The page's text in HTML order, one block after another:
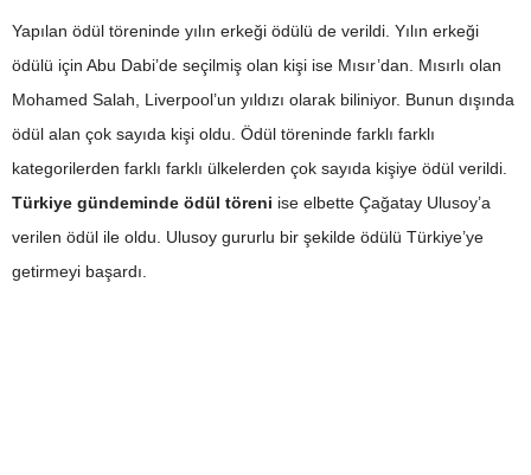
Yapılan ödül töreninde yılın erkeği ödülü de verildi. Yılın erkeği
ödülü için Abu Dabi’de seçilmiş olan kişi ise Mısır’dan. Mısırlı olan
Mohamed Salah, Liverpool’un yıldızı olarak biliniyor. Bunun dışında
ödül alan çok sayıda kişi oldu. Ödül töreninde farklı farklı
kategorilerden farklı farklı ülkelerden çok sayıda kişiye ödül verildi.
Türkiye gündeminde ödül töreni ise elbette Çağatay Ulusoy’a
verilen ödül ile oldu. Ulusoy gururlu bir şekilde ödülü Türkiye’ye
getirmeyi başardı.